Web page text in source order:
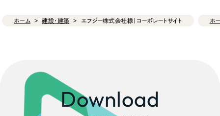
ホーム 建設・建築 エフジー株式会社様｜コーポレートサイト ホ
Download